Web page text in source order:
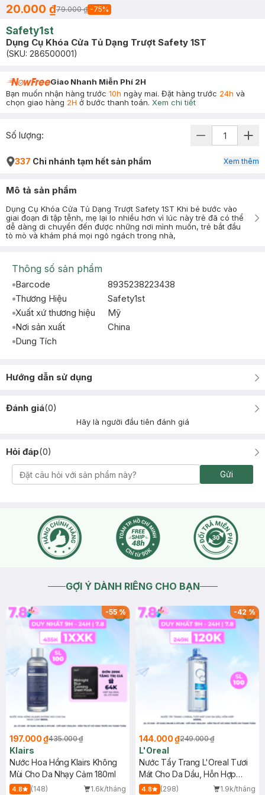
20.000 ₫79.000 ₫ -75%
Safety1st
Dụng Cụ Khóa Cửa Tủ Dạng Trượt Safety 1ST
(SKU: 286500001)
Giao Nhanh Miễn Phí 2H
Bạn muốn nhận hàng trước 10h ngày mai. Đặt hàng trước 24h và
chọn giao hàng 2H ở bước thanh toán. Xem chi tiết
Số lượng:
337 Chi nhánh tạm hết sản phẩm Xem thêm
Mô tả sản phẩm
Dụng Cụ Khóa Cửa Tủ Dạng Trượt Safety 1ST Khi bé bước vào
giai đoạn đi tập tễnh, mẹ lại lo nhiều hơn vì lúc này trẻ đã có thể
dễ dàng di chuyển đến được những nơi mình muốn, trẻ bắt đầu
tò mò và khám phá mọi ngõ ngách trong nhà,
Thông số sản phẩm
Barcode
8935238223438
Thương Hiệu
Safety1st
Xuất xứ thương hiệu
Mỹ
Nơi sản xuất
China
Dung Tích
Hướng dẫn sử dụng
Đánh giá(0)
Hãy là người đầu tiên đánh giá
Hỏi đáp(0)
Gửi
GỢI Ý DÀNH RIÊNG CHO BẠN
-55%
197.000 ₫435.000 ₫
Klairs
Nước Hoa Hồng Klairs Không
Mùi Cho Da Nhạy Cảm 180ml
4.8 (148)
1.6k/tháng
-42%
144.000 ₫249.000 ₫
L'Oreal
Nước Tẩy Trang L'Oreal Tươi
Mát Cho Da Dầu, Hỗn Hợp
400ml
4.8 (298)
1.9k/tháng